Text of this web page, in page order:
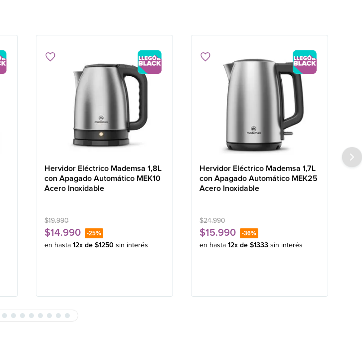
Hervidor Eléctrico Mademsa 1,8L
con Apagado Automático MEK10
Acero Inoxidable
$19.990
$14.990 -25%
en hasta 12x de $1250 sin interés
Hervidor Eléctrico Mademsa 1,7L
con Apagado Automático MEK25
Acero Inoxidable
$24.990
$15.990 -36%
en hasta 12x de $1333 sin interés